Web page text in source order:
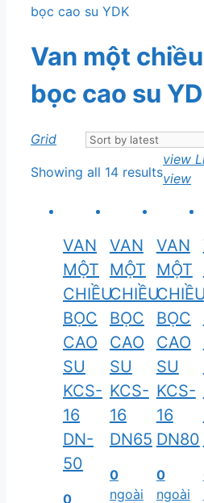
bọc cao su YDK
Van một chiều
bọc cao su
Showing all 14 results
Grid
view
view
VAN
MỘT
CHIỀU
BỌC
CAO
SU
KCS-
16
DN-
50
0
VAN
MỘT
CHIỀU
BỌC
CAO
SU
KCS-
16
DN65
0
ngoài
VAN
MỘT
BỌC
CAO
SU
KCS-
16
DN80
0
ngoài